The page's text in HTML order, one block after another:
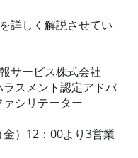
詳しく解説させてい
サービス株式会社
スメント認定アドバ
シリテーター
）12：00より3営業